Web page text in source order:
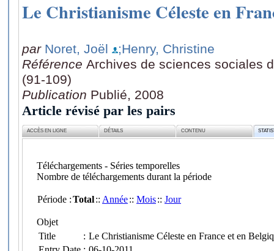
Le Christianisme Céleste en
par Noret, Joël
;Henry, Christine
Référence Archives de sciences sociales
(91-109)
Publication Publié, 2008
Article révisé par les pairs
ACCÈS EN LIGNE DÉTAILS CONTENU